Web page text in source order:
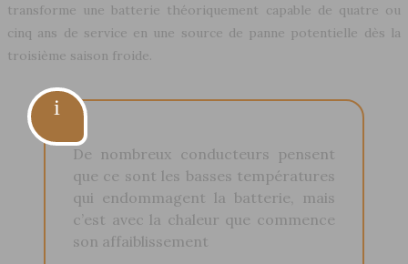
transforme une batterie théoriquement capable de quatre ou
cinq ans de service en une source de panne potentielle dès la
troisième saison froide.
De nombreux conducteurs pensent
que ce sont les basses températures
qui endommagent la batterie, mais
c’est avec la chaleur que commence
son affaiblissement